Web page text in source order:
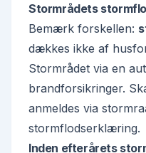
Stormrådets
Bemærk forskellen:
dækkes ikke af
Stormrådet via en
brandforsikringer.
anmeldes via
stormflodserklæring.
Inden efterårets